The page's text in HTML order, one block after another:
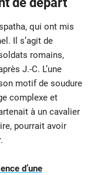
qui ont mis
Il s’agit de
romains,
J.-C. L’une
motif de soudure
complexe et
à un cavalier
pourrait avoir
d’une